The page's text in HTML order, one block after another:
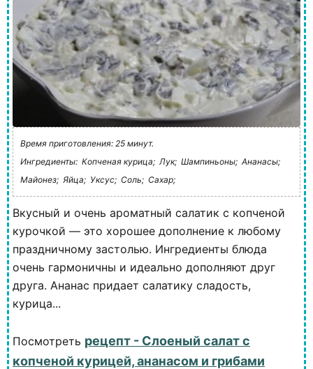
Время приготовления: 25 минут.
Ингредиенты: Копченая курица; Лук; Шампиньоны; Ананасы;
Майонез; Яйца; Уксус; Соль; Сахар;
Вкусный и очень ароматный салатик с копченой
курочкой — это хорошее дополнение к любому
праздничному застолью. Ингредиенты блюда
очень гармоничны и идеально дополняют друг
друга. Ананас придает салатику сладость,
курица...
Посмотреть рецепт - Слоеный салат с
копченой курицей, ананасом и грибами